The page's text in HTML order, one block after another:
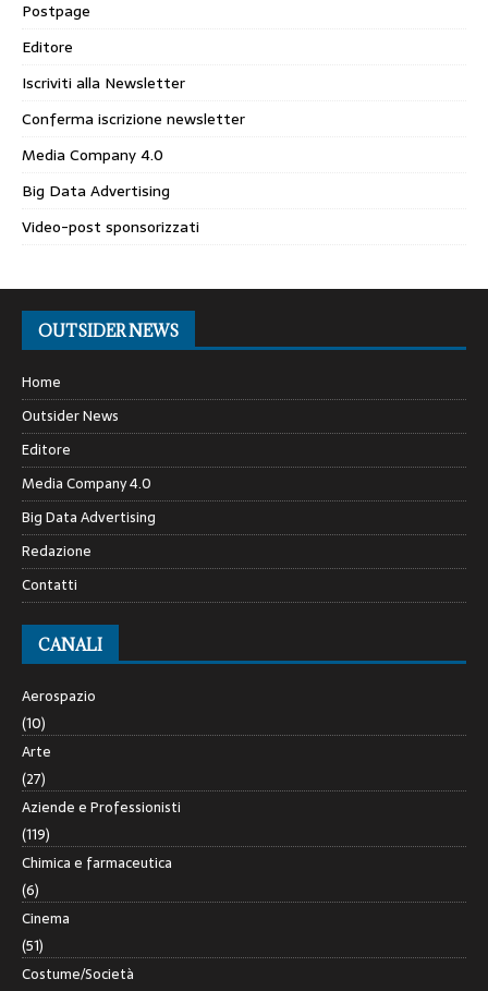
Postpage
Editore
Iscriviti alla Newsletter
Conferma iscrizione newsletter
Media Company 4.0
Big Data Advertising
Video-post sponsorizzati
OUTSIDER NEWS
Home
Outsider News
Editore
Media Company 4.0
Big Data Advertising
Redazione
Contatti
CANALI
Aerospazio
(10)
Arte
(27)
Aziende e Professionisti
(119)
Chimica e farmaceutica
(6)
Cinema
(51)
Costume/Società